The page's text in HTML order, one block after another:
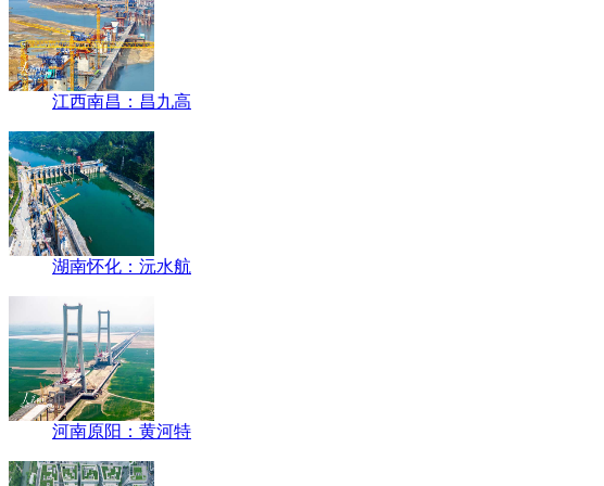
江西南昌：昌九高
湖南怀化：沅水航
河南原阳：黄河特